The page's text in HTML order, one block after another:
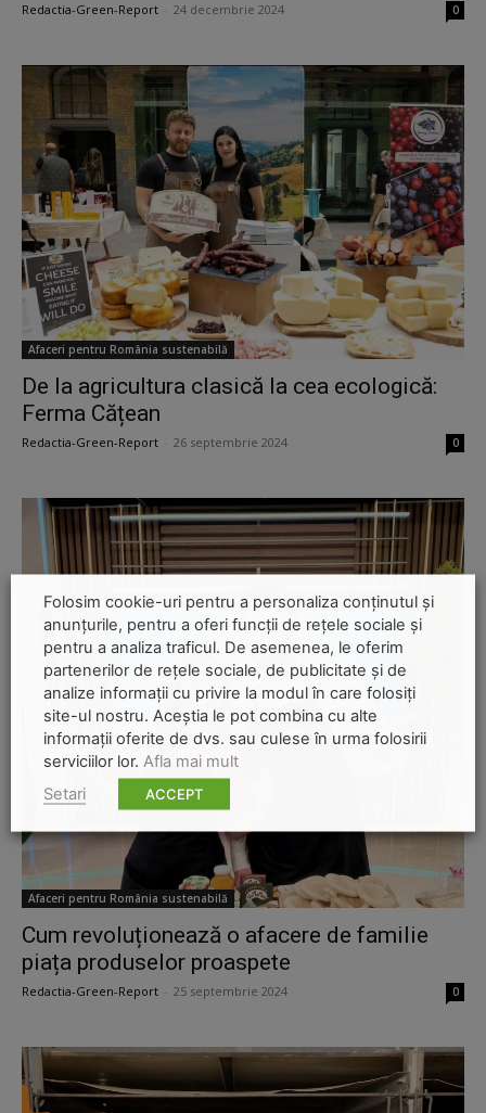
Redactia-Green-Report 24 decembrie 2024 0
Afaceri pentru România sustenabilă
De la agricultura clasică la cea ecologică:
Ferma Cățean
Redactia-Green-Report 26 septembrie 2024 0
Afaceri pentru România sustenabilă
Cum revoluționează o afacere de familie
piața produselor proaspete
Redactia-Green-Report 25 septembrie 2024 0
Folosim cookie-uri pentru a personaliza conținutul și
anunțurile, pentru a oferi funcții de rețele sociale și
pentru a analiza traficul. De asemenea, le oferim
partenerilor de rețele sociale, de publicitate și de
analize informații cu privire la modul în care folosiți
site-ul nostru. Aceștia le pot combina cu alte
informații oferite de dvs. sau culese în urma folosirii
serviciilor lor. Afla mai mult
Setari
ACCEPT